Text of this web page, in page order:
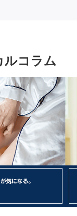
ルコラム